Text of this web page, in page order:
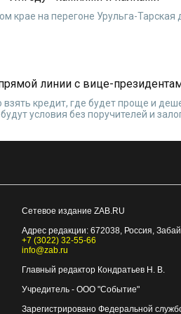
крае на перегоне Урульга-Тарская
линии с вице-
кредит, где будет проще и
условия без поручителей и
Сетевое издание ZAB.RU
Адрес редакции: 672038, Россия,
+7 (3022) 32-55-66
info@zab.ru
Главный редактор Кондратьев Н. В.
Учредитель - ООО "Событие"
Зарегистрировано Федеральной